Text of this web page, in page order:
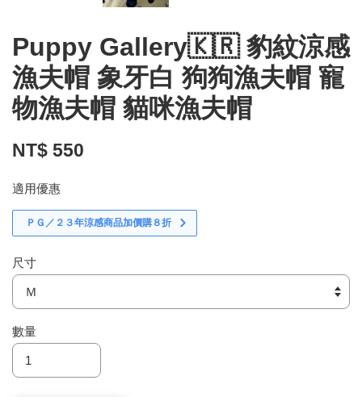
Puppy Gallery🇰🇷 豹紋涼感
漁夫帽 象牙白 狗狗漁夫帽 寵
物漁夫帽 貓咪漁夫帽
NT$ 550
適用優惠
ＰＧ／２３年涼感商品加價購８折
尺寸
數量